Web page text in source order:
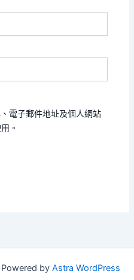
電子郵件地址及個人網站
。
by Astra WordPress